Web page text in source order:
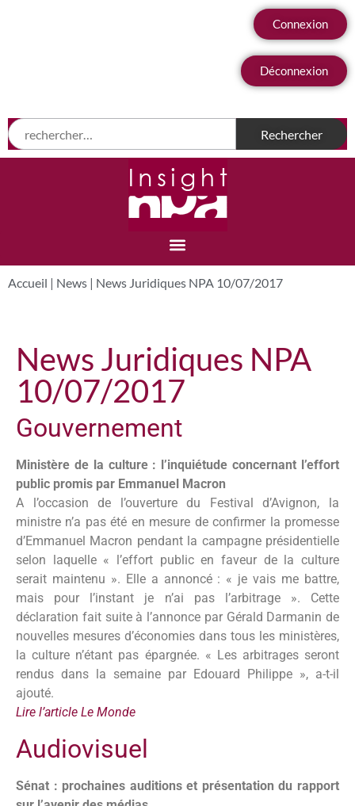
Connexion
Déconnexion
Accueil | News | News Juridiques NPA 10/07/2017
News Juridiques NPA
10/07/2017
Gouvernement
Ministère de la culture : l’inquiétude concernant l’effort
public promis par Emmanuel Macron
A l’occasion de l’ouverture du Festival d’Avignon, la
ministre n’a pas été en mesure de confirmer la promesse
d’Emmanuel Macron pendant la campagne présidentielle
selon laquelle « l’effort public en faveur de la culture
serait maintenu ». Elle a annoncé : « je vais me battre,
mais pour l’instant je n’ai pas l’arbitrage ». Cette
déclaration fait suite à l’annonce par Gérald Darmanin de
nouvelles mesures d’économies dans tous les ministères,
la culture n’étant pas épargnée. « Les arbitrages seront
rendus dans la semaine par Edouard Philippe », a-t-il
ajouté.
Lire l’article Le Monde
Audiovisuel
Sénat : prochaines auditions et présentation du rapport